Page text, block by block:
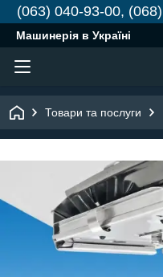
(063) 040-93-00,
Машинерія в Україні
Товари та послуги